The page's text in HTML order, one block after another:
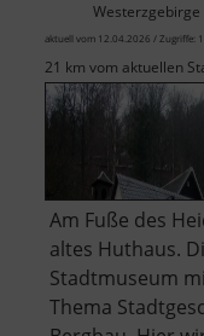
Westerzgebirge
aktuell vom 12.04.2026 / Zugriffe:
21 km vom aktuellen
Am Fuße des
altes Huthaus.
Stadtmuseum
Thema